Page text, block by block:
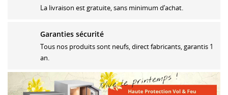
La livraison est gratuite, sans minimum d’achat.
Garanties sécurité
Tous nos produits sont neufs, direct fabricants, garantis 1
an.